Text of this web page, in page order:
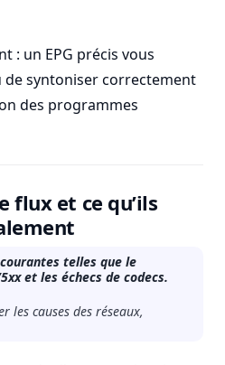
: un EPG précis vous
de syntoniser correctement
des programmes
flux et ce qu’ils
telles que le
et les échecs de codecs.
les causes des réseaux,